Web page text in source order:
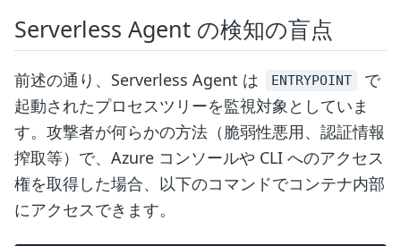
Serverless Agent の検知の盲点
前述の通り、Serverless Agent は ENTRYPOINT
で
起動されたプロセスツリーを監視対象としていま
す。攻撃者が何らかの方法（脆弱性悪用、認証情報
搾取等）で、Azure コンソールや CLI へのアクセス
権を取得した場合、以下のコマンドでコンテナ内部
にアクセスできます。